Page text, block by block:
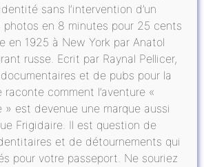
sans l’intervention d’un
photos en 8 minutes pour 25 cents
en 1925 à New York par Anatol
russe. Ecrit par Raynal Pellicer,
et de pubs pour la
raconte comment l’aventure «
» est devenue une marque aussi
Frigidaire. Il est question de
et de détournements qui
pour votre passeport. Ne souriez